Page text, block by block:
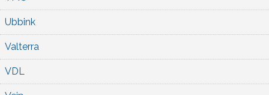
Ubbink
Valterra
VDL